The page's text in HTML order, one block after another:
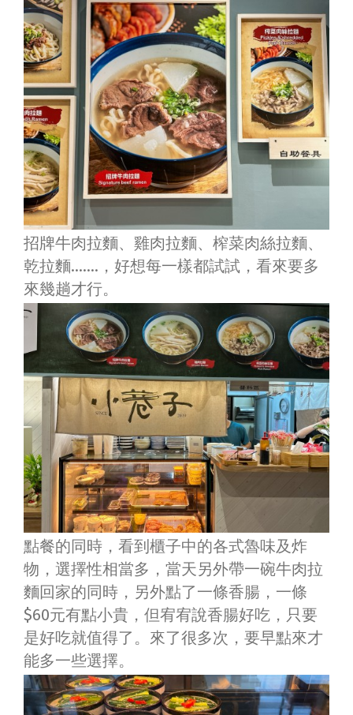
招牌牛肉拉麵、雞肉拉麵、榨菜肉絲拉麵、
乾拉麵…….，好想每一樣都試試，看來要多
來幾趟才行。
點餐的同時，看到櫃子中的各式魯味及炸
物，選擇性相當多，當天另外帶一碗牛肉拉
麵回家的同時，另外點了一條香腸，一條
$60元有點小貴，但宥宥說香腸好吃，只要
是好吃就值得了。來了很多次，要早點來才
能多一些選擇。